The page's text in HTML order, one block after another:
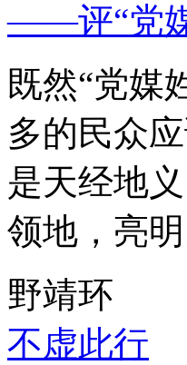
——评“党
既然“党媒
多的民众
是天经地
领地，亮
野靖环
不虚此行